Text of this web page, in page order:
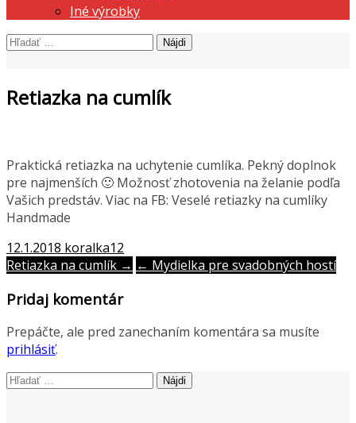
Iné výrobky
Hľadať:
Retiazka na cumlík
Praktická retiazka na uchytenie cumlíka. Pekný doplnok
pre najmenších 🙂 Možnosť zhotovenia na želanie podľa
Vašich predstáv. Viac na FB: Veselé retiazky na cumlíky
Handmade
12.1.2018 koralka12
Post
navigation
Retiazka na cumlík → ← Mydielka pre svadobných hostí
Pridaj komentár
Prepáčte, ale pred zanechaním komentára sa musíte
prihlásiť.
Hľadať: